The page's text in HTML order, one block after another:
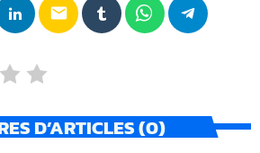
email
D’ARTICLES (0)